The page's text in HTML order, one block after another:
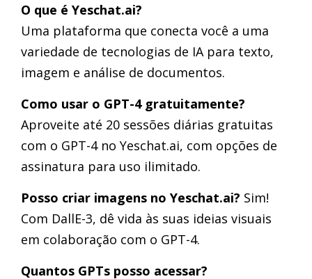
O que é Yeschat.ai?
Uma plataforma que conecta você a uma
variedade de tecnologias de IA para texto,
imagem e análise de documentos.
Como usar o GPT-4 gratuitamente?
Aproveite até 20 sessões diárias gratuitas
com o GPT-4 no Yeschat.ai, com opções de
assinatura para uso ilimitado.
Posso criar imagens no Yeschat.ai? Sim!
Com DallE-3, dê vida às suas ideias visuais
em colaboração com o GPT-4.
Quantos GPTs posso acessar?